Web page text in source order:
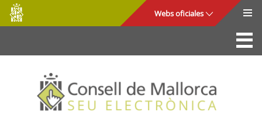
Saltar al contenido principal
Consell
de
Mallorca
Webs oficiales
La Sede
Consejo de Mallorca
Acceso y seguridad